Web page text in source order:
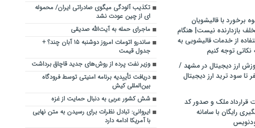
برخورد با قالیشویان
بازدارنده نیست| هنگام
از خدمات قالیشویی به
توجه کنیم
ارز دیجیتال در مشهد /
تا سود ترید ارز دیجیتال
قرارداد ملک و صدور کد
رایگان با سامانه
تکذیب آلودگی میگوی صادراتی ایران/ محموله
ای از چین عودت نشد
ماجرای حمله به آیت‌الله صدیقی
ساندرو اتومات امروز دوشنبه ۱۵ آبان چند؟ +
جدول قیمت
وزیر نفت پرده از روش‌های جدید قاچاق برداشت
دریافت تأییدیه برنامه امنیتی توسط فرودگاه
بین‌المللی کیش
شش کشور عربی به دنبال حمایت از غزه
ایروانی: تبادل نظرات برای رسیدن به متن نهایی
با آمریکا ادامه دارد